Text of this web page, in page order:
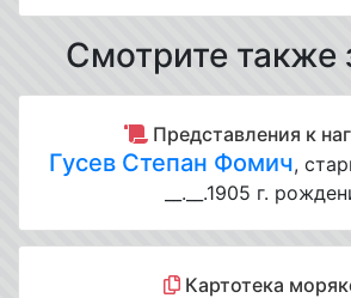
Смотрите также
Представления к
Гусев Степан Фомич,
__.__.1905 г.
Картотека